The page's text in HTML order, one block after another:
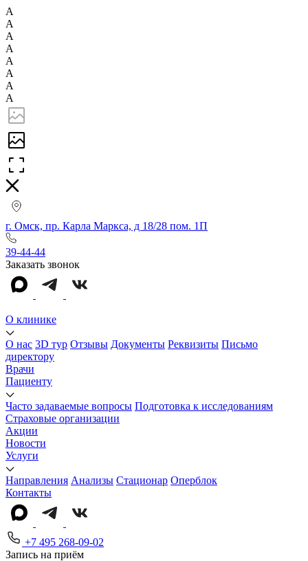
А
А
А
А
А
А
А
А
г. Омск, пр. Карла Маркса, д 18/28 пом. 1П
39-44-44
Заказать звонок
О клинике
О нас 3D тур Отзывы Документы Реквизиты Письмо
директору
Врачи
Пациенту
Часто задаваемые вопросы Подготовка к исследованиям
Страховые организации
Акции
Новости
Услуги
Направления Анализы Стационар Оперблок
Контакты
+7 495 268-09-02
Запись на приём